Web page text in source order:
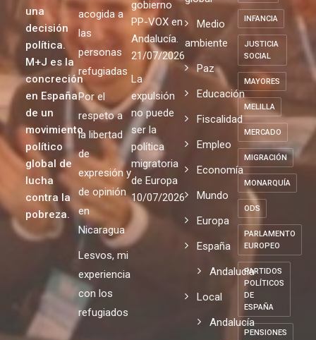
una
decisión
política.
M+J es la
concreción
en España
de un
movimiento
político
global de
lucha
contra la
pobreza.
acogida a
las
personas
refugiadas
Por el
respeto a
la libertad
de
expresión y
de opinión
en
Nicaragua
Lesvos, mi
experiencia
con los
refugiados
gobierno
PP-VOX en
Andalucía.
21/07/2026
La
expulsión
no puede
ser la
política
migratoria
de Europa
10/07/2026
Medio
ambiente
Paz
Educación
Fiscalidad
Empleo
Economía
Mundo
Europa
España
Andalucia
Local
Andalucía
INFANCIA
JUSTICIA
SOCIAL
MAYORES
MELILLA
MERCADO
MIGRACIÓN
MONARQUÍA
ODS
PARLAMENTO
EUROPEO
PARTIDOS
POLÍTICOS
DE
ESPAÑA
PENSIONES